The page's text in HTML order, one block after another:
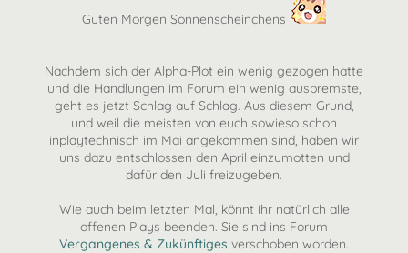
Guten Morgen Sonnenscheinchens
Nachdem sich der Alpha-Plot ein wenig gezogen hatte
und die Handlungen im Forum ein wenig ausbremste,
geht es jetzt Schlag auf Schlag. Aus diesem Grund,
und weil die meisten von euch sowieso schon
inplaytechnisch im Mai angekommen sind, haben wir
uns dazu entschlossen den April einzumotten und
dafür den Juli freizugeben.
Wie auch beim letzten Mal, könnt ihr natürlich alle
offenen Plays beenden. Sie sind ins Forum
Vergangenes & Zukünftiges verschoben worden.